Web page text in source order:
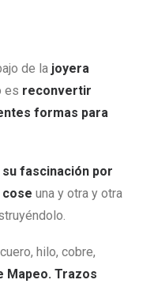
de⁠ la joyera
es reconvertir
formas para
fascinación por
una y otra y otra
hilo, cobre,
Mapeo. Trazos